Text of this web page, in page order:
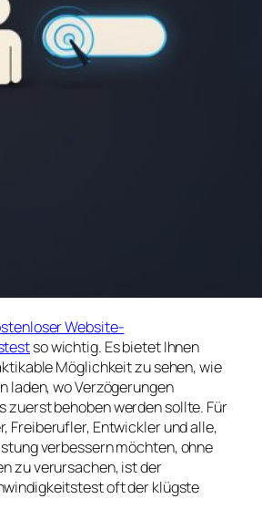
Website-
so wichtig. Es bietet Ihnen
Möglichkeit zu sehen, wie
laden, wo Verzögerungen
zuerst behoben werden sollte. Für
Freiberufler, Entwickler und alle,
verbessern möchten, ohne
zu verursachen, ist der
oft der klügste